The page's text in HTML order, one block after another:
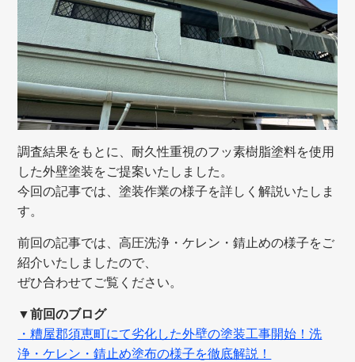
調査結果をもとに、耐久性重視のフッ素樹脂塗料を使用
した外壁塗装をご提案いたしました。
今回の記事では、塗装作業の様子を詳しく解説いたしま
す。
前回の記事では、高圧洗浄・ケレン・錆止めの様子をご
紹介いたしましたので、
ぜひ合わせてご覧ください。
▼前回のブログ
・糟屋郡須恵町にて劣化した外壁の塗装工事開始！洗
浄・ケレン・錆止め塗布の様子を徹底解説！